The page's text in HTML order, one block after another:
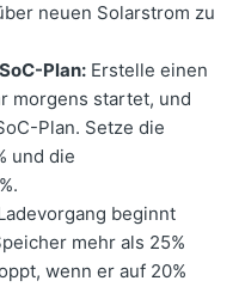
neuen Solarstrom zu
Plan: Erstelle einen
morgens startet, und
Plan. Setze die
und die
beginnt
mehr als 25%
wenn er auf 20%